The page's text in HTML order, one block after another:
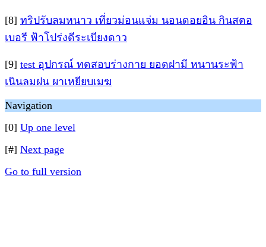
[8] ทริปรับลมหนาว เที่ยวม่อนแจ่ม นอนดอยอิน กินสตอ
เบอรี ฟ้าโปร่งดีระเบียงดาว
[9] test อุปกรณ์ ทดสอบร่างกาย ยอดฝามี หนานระฟ้า
เนินลมฝน ผาเหยียบเมฆ
Navigation
[0] Up one level
[#] Next page
Go to full version